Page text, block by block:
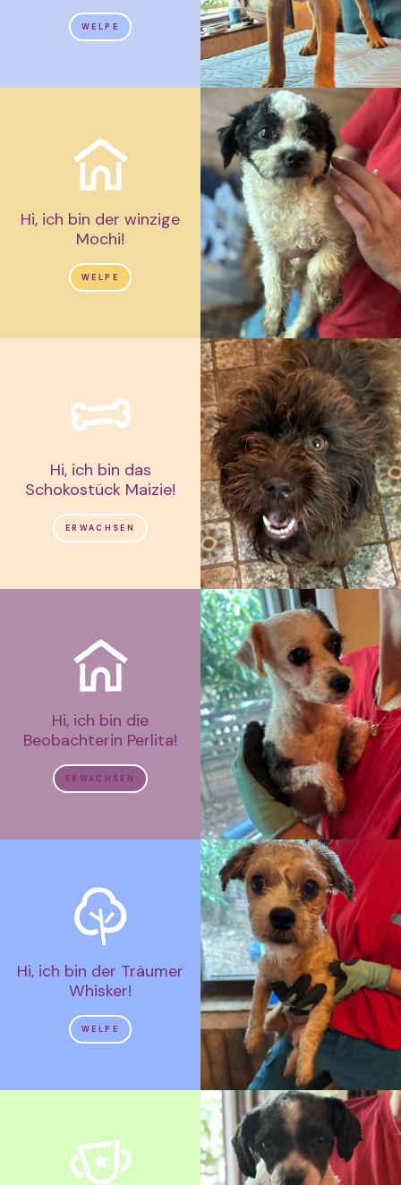
WELPE
Hi, ich bin der winzige
Mochi!
WELPE
Hi, ich bin das
Schokostück Maizie!
ERWACHSEN
Hi, ich bin die
Beobachterin Perlita!
ERWACHSEN
Hi, ich bin der Träumer
Whisker!
WELPE